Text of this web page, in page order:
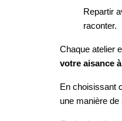
Repartir
raconter.
Chaque atelier
votre aisance
En choisissant
une manière de